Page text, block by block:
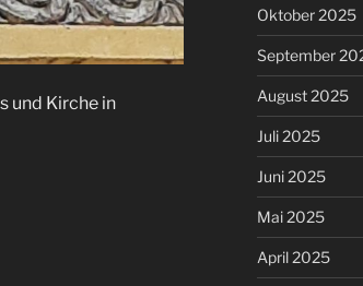
und Kirche in
Oktober 2025
September
August 2025
Juli 2025
Juni 2025
Mai 2025
April 2025